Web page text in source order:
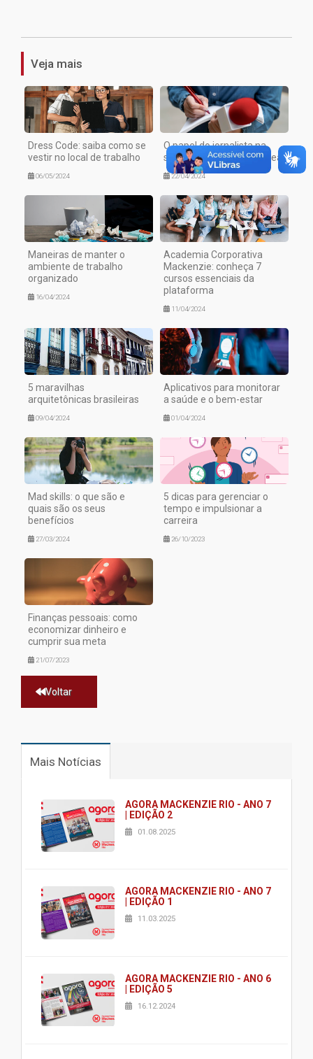
Veja mais
Dress Code: saiba como se
vestir no local de trabalho
06/05/2024
O papel do jornalista na
sociedade contemporânea
22/04/2024
Maneiras de manter o
ambiente de trabalho
organizado
16/04/2024
Academia Corporativa
Mackenzie: conheça 7
cursos essenciais da
plataforma
11/04/2024
5 maravilhas
arquitetônicas brasileiras
09/04/2024
Aplicativos para monitorar
a saúde e o bem-estar
01/04/2024
Mad skills: o que são e
quais são os seus
benefícios
27/03/2024
5 dicas para gerenciar o
tempo e impulsionar a
carreira
26/10/2023
Finanças pessoais: como
economizar dinheiro e
cumprir sua meta
21/07/2023
Voltar
Mais Notícias
AGORA MACKENZIE RIO - ANO 7
| EDIÇÃO 2
01.08.2025
AGORA MACKENZIE RIO - ANO 7
| EDIÇÃO 1
11.03.2025
AGORA MACKENZIE RIO - ANO 6
| EDIÇÃO 5
16.12.2024